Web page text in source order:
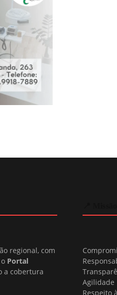
regional, com
Portal
a cobertura
Agilidade
Respeito